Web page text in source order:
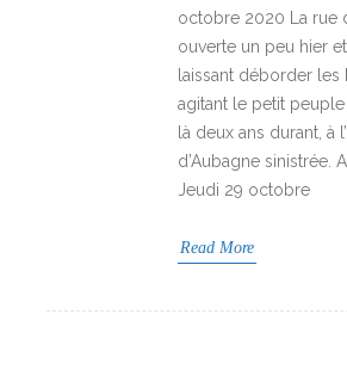
octobre 2020 La rue
ouverte un peu hier
laissant déborder
agitant le petit peuple
là deux ans durant, à
d’Aubagne sinistrée.
Jeudi 29 octobre
Read More